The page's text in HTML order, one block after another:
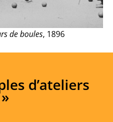
de boules, 1896
d’ateliers